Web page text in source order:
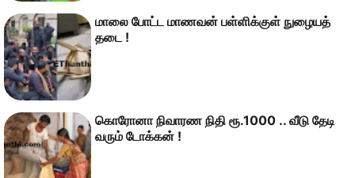
மாலை போட்ட மாணவன் பள்ளிக்குள் நுழையத்
தடை !
கொரோனா நிவாரண நிதி ரூ.1000 .. வீடு தேடி
வரும் டோக்கன் !